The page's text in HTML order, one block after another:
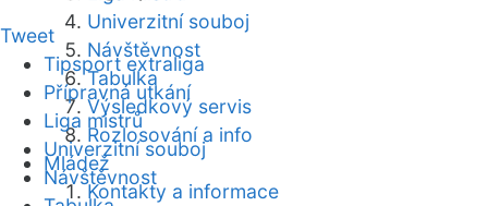
Univerzitní souboj
Návštěvnost
Tabulka
Výsledkový servis
Rozlosování a info
Mládež
Kontakty a informace
Tweet
Tipsport extraliga
Přípravná utkání
Liga mistrů
Univerzitní souboj
Návštěvnost